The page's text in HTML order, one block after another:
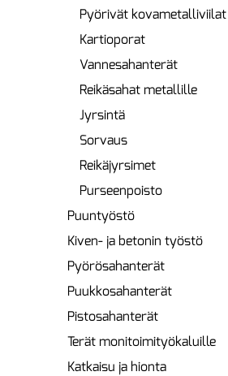
Pyörivät kovametalliviilat
Kartioporat
Vannesahanterät
Reikäsahat metallille
Jyrsintä
Sorvaus
Reikäjyrsimet
Purseenpoisto
Puuntyöstö
Kiven- ja betonin työstö
Pyörösahanterät
Puukkosahanterät
Pistosahanterät
Terät monitoimityökaluille
Katkaisu ja hionta